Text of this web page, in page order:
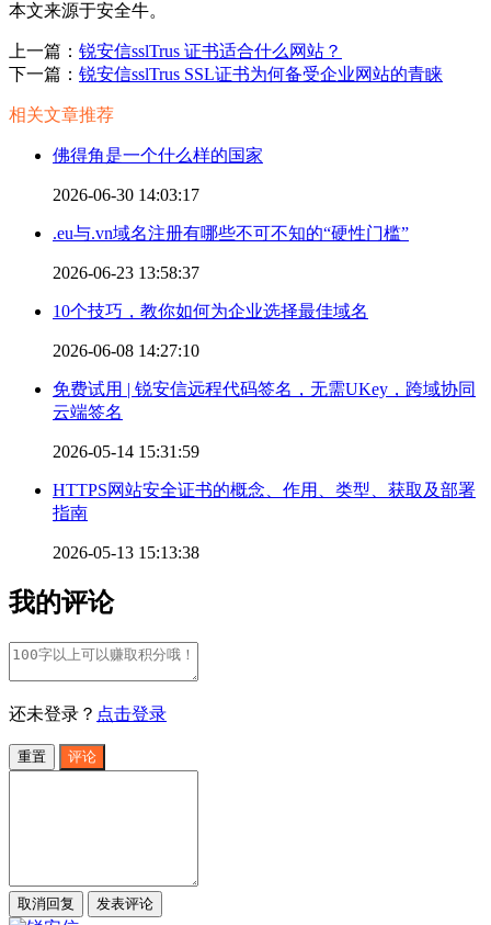
本文来源于安全牛。
上一篇： 锐安信sslTrus 证书适合什么网站？
下一篇： 锐安信sslTrus SSL证书为何备受企业网站的青睐
相关文章推荐
佛得角是一个什么样的国家
2026-06-30 14:03:17
.eu与.vn域名注册有哪些不可不知的“硬性门槛”
2026-06-23 13:58:37
10个技巧，教你如何为企业选择最佳域名
2026-06-08 14:27:10
免费试用 | 锐安信远程代码签名，无需UKey，跨域协同
云端签名
2026-05-14 15:31:59
HTTPS网站安全证书的概念、作用、类型、获取及部署
指南
2026-05-13 15:13:38
我的评论
还未登录？ 点击登录
重置 评论
取消回复 发表评论